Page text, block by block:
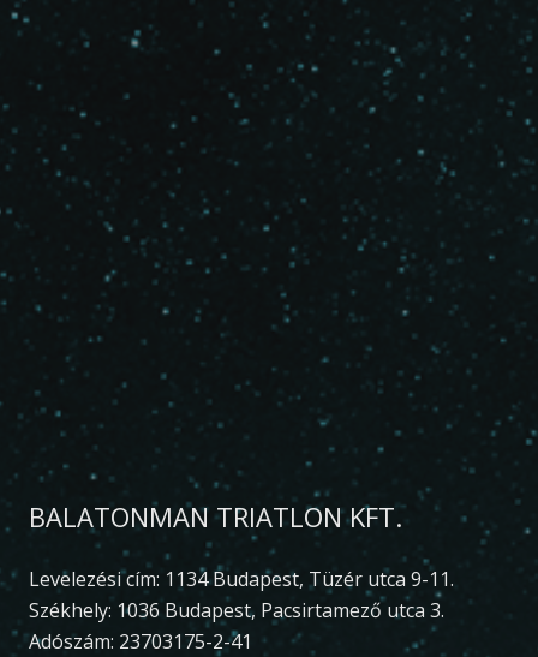
BALATONMAN TRIATLON KFT.
Levelezési cím: 1134 Budapest, Tüzér utca 9-11.
Székhely: 1036 Budapest, Pacsirtamező utca 3.
Adószám: 23703175-2-41